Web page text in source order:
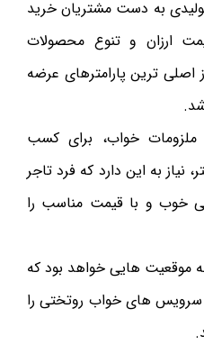
به دست مشتریان خرید
ارزان و تنوع محصولات
ترین پارامترهای عرضه
خواب، برای کسب
به این دارد که فرد تاجر
خوب و با قیمت مناسب را
موقعیت هایی خواهد بود که
سرویس های خواب روتختی را